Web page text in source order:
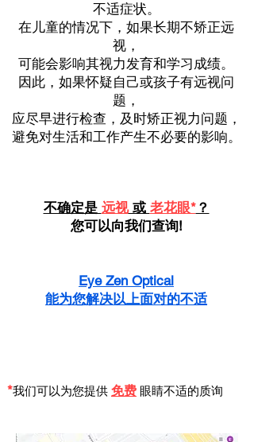
不适症状。
在儿童的情况下，如果长期不矫正远
视，
可能会影响其视力发育和学习成绩。
因此，如果怀疑自己或孩子有远视问
题，
应尽早进行检查，及时矫正视力问题，
避免对生活和工作产生不必要的影响。
不确定是 远视或 老花眼*？
您可以向我们查询!
Eye Zen Optical
能为您解决以上面对的不适
*我们可以为您提供 免费 眼睛不适的质询